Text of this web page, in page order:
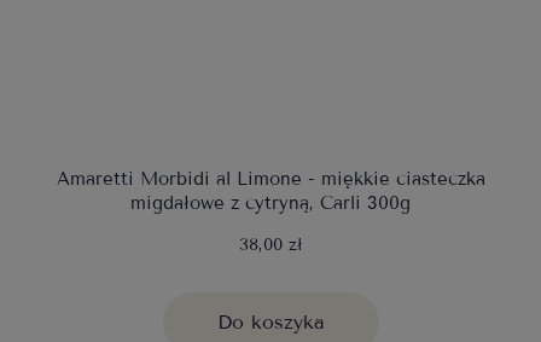
Amaretti Morbidi al Limone - miękkie ciasteczka
migdałowe z cytryną, Carli 300g
38,00 zł
Do koszyka